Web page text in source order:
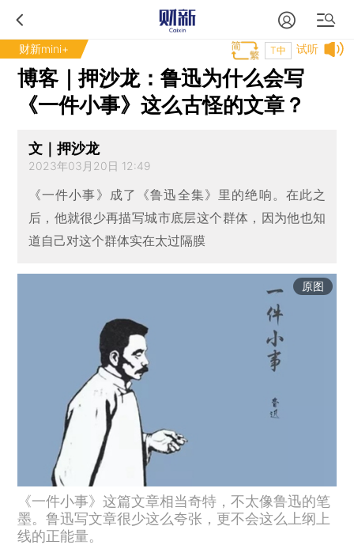
财新mini+ 试听
T中
博客｜押沙龙：鲁迅为什么会写
《一件小事》这么古怪的文章？
文｜押沙龙
2023年03月20日 12:49
《一件小事》成了《鲁迅全集》里的绝响。在此之
后，他就很少再描写城市底层这个群体，因为他也知
道自己对这个群体实在太过隔膜
原图
《一件小事》这篇文章相当奇特，不太像鲁迅的笔
墨。鲁迅写文章很少这么夸张，更不会这么上纲上
线的正能量。